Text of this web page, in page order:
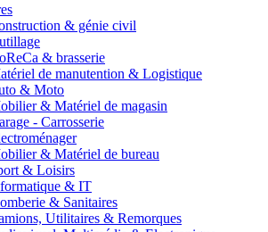
& génie civil
& brasserie
de manutention & Logistique
& Moto
& Matériel de magasin
- Carrosserie
& Matériel de bureau
& Loisirs
& IT
& Sanitaires
Utilitaires & Remorques